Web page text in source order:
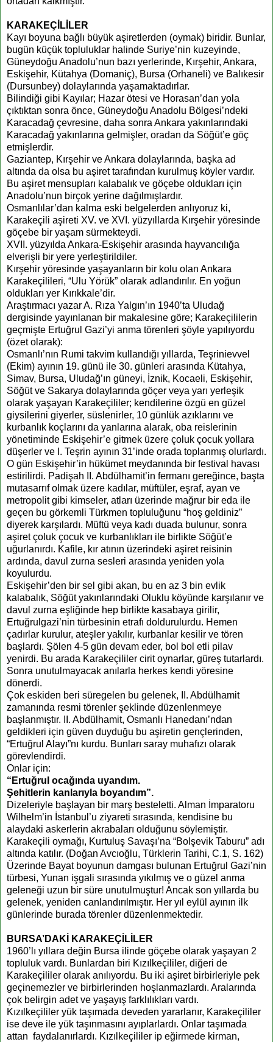
KARAKEÇİLİLER
Kayı boyuna bağlı büyük aşiretlerden (oymak) biridir. Bunlar,
bugün küçük topluluklar halinde Suriye’nin kuzeyinde,
Güneydoğu Anadolu’nun bazı yerlerinde, Kırşehir, Ankara,
Eskişehir, Kütahya (Domaniç), Bursa (Orhaneli) ve Balıkesir
(Dursunbey) dolaylarında yaşamaktadırlar.
Bilindiği gibi Kayılar; Hazar ötesi ve Horasan’dan yola
çıktıktan sonra önce, Güneydoğu Anadolu Bölgesi’ndeki
Karacadağ çevresine, daha sonra Ankara yakınlarındaki
Karacadağ yakınlarına gelmişler, oradan da Söğüt’e göç
etmişlerdir.
Gaziantep, Kırşehir ve Ankara dolaylarında, başka ad
altında da olsa bu aşiret tarafından kurulmuş köyler vardır.
Bu aşiret mensupları kalabalık ve göçebe oldukları için
Anadolu’nun birçok yerine dağılmışlardır.
Osmanlılar’dan kalma eski belgelerden anlıyoruz ki,
Karakeçili aşireti XV. ve XVI. yüzyıllarda Kırşehir yöresinde
göçebe bir yaşam sürmekteydi.
XVII. yüzyılda Ankara-Eskişehir arasında hayvancılığa
elverişli bir yere yerleştirildiler.
Kırşehir yöresinde yaşayanların bir kolu olan Ankara
Karakeçilileri, “Ulu Yörük” olarak adlandırılır. En yoğun
oldukları yer Kırıkkale’dir.
Araştırmacı yazar A. Rıza Yalgın’ın 1940’ta Uludağ
dergisinde yayınlanan bir makalesine göre; Karakeçililerin
geçmişte Ertuğrul Gazi’yi anma törenleri şöyle yapılıyordu
(özet olarak):
Osmanlı’nın Rumi takvim kullandığı yıllarda, Teşrinievvel
(Ekim) ayının 19. günü ile 30. günleri arasında Kütahya,
Simav, Bursa, Uludağ’ın güneyi, İznik, Kocaeli, Eskişehir,
Söğüt ve Sakarya dolaylarında göçer veya yarı yerleşik
olarak yaşayan Karakeçililer; kendilerine özgü en güzel
giysilerini giyerler, süslenirler, 10 günlük azıklarını ve
kurbanlık koçlarını da yanlarına alarak, oba reislerinin
yönetiminde Eskişehir’e gitmek üzere çoluk çocuk yollara
düşerler ve I. Teşrin ayının 31’inde orada toplanmış olurlardı.
O gün Eskişehir’in hükümet meydanında bir festival havası
estirilirdi. Padişah II. Abdülhamit’in fermanı gereğince, başta
mutasarrıf olmak üzere kadılar, müftüler, eşraf, ayan ve
metropolit gibi kimseler, atları üzerinde mağrur bir eda ile
geçen bu görkemli Türkmen topluluğunu “hoş geldiniz”
diyerek karşılardı. Müftü veya kadı duada bulunur, sonra
aşiret çoluk çocuk ve kurbanlıkları ile birlikte Söğüt’e
uğurlanırdı. Kafile, kır atının üzerindeki aşiret reisinin
ardında, davul zurna sesleri arasında yeniden yola
koyulurdu.
Eskişehir’den bir sel gibi akan, bu en az 3 bin evlik
kalabalık, Söğüt yakınlarındaki Oluklu köyünde karşılanır ve
davul zurna eşliğinde hep birlikte kasabaya girilir,
Ertuğrulgazi’nin türbesinin etrafı doldurulurdu. Hemen
çadırlar kurulur, ateşler yakılır, kurbanlar kesilir ve tören
başlardı. Şölen 4-5 gün devam eder, bol bol etli pilav
yenirdi. Bu arada Karakeçililer cirit oynarlar, güreş tutarlardı.
Sonra unutulmayacak anılarla herkes kendi yöresine
dönerdi.
Çok eskiden beri süregelen bu gelenek, II. Abdülhamit
zamanında resmi törenler şeklinde düzenlenmeye
başlanmıştır. II. Abdülhamit, Osmanlı Hanedanı’ndan
geldikleri için güven duyduğu bu aşiretin gençlerinden,
“Ertuğrul Alayı”nı kurdu. Bunları saray muhafızı olarak
görevlendirdi.
Onlar için:
“Ertuğrul ocağında uyandım.
Şehitlerin kanlarıyla boyandım”.
Dizeleriyle başlayan bir marş besteletti. Alman İmparatoru
Wilhelm’in İstanbul’u ziyareti sırasında, kendisine bu
alaydaki askerlerin akrabaları olduğunu söylemiştir.
Karakeçili oymağı, Kurtuluş Savaşı’na “Bolşevik Taburu” adı
altında katılır. (Doğan Avcıoğlu, Türklerin Tarihi, C.1, S. 162)
Üzerinde Bayat boyunun damgası bulunan Ertuğrul Gazi’nin
türbesi, Yunan işgali sırasında yıkılmış ve o güzel anma
geleneği uzun bir süre unutulmuştur! Ancak son yıllarda bu
gelenek, yeniden canlandırılmıştır. Her yıl eylül ayının ilk
günlerinde burada törenler düzenlenmektedir.
BURSA’DAKİ KARAKEÇİLİLER
1960’lı yıllara değin Bursa ilinde göçebe olarak yaşayan 2
topluluk vardı. Bunlardan biri Kızılkeçililer, diğeri de
Karakeçililer olarak anılıyordu. Bu iki aşiret birbirleriyle pek
geçinemezler ve birbirlerinden hoşlanmazlardı. Aralarında
çok belirgin adet ve yaşayış farklılıkları vardı.
Kızılkeçililer yük taşımada deveden yararlanır, Karakeçililer
ise deve ile yük taşınmasını ayıplarlardı. Onlar taşımada
attan faydalanırlardı. Kızılkeçililer ip eğirmede kirman,